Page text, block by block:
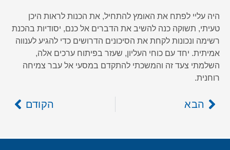
היה עליי לפתח את האומץ להתחיל, את הכנות לראות היכן
טעיתי, תשוקה כנה להשיב את הדברים אל כנם, יסודיות בהכנת
רשימה ונכונות לקחת את הסיכונים הדרושים כדי להגיע לענווה
אמיתית. יחד עם כוחי העליון, שעזר בפיתוח ערכים אלה,
השלמתי צעד זה והמשכתי להתקדם במסעי אל עבר צמיחה
רוחנית.
הבא הקודם